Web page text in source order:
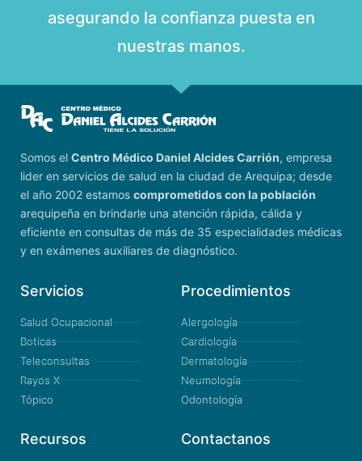
asegurando la confianza puesta en
nuestras manos.
Somos el Centro Médico Daniel Alcides Carrión, empresa
lider en servicios de salud en la ciudad de Arequipa; desde
el año 2002 estamos comprometidos con la población
arequipeña en brindarle una atención rápida, cálida y
eficiente en consultas de más de 35 especialidades médicas
y en exámenes auxiliares de diagnóstico.
Servicios
Salud Ocupacional
Boticas
Teleconsultas
Rayos X
Tópico
Procedimientos
Alergología
Cardiología
Dermatología
Neumología
Odontología
Recursos Contactanos